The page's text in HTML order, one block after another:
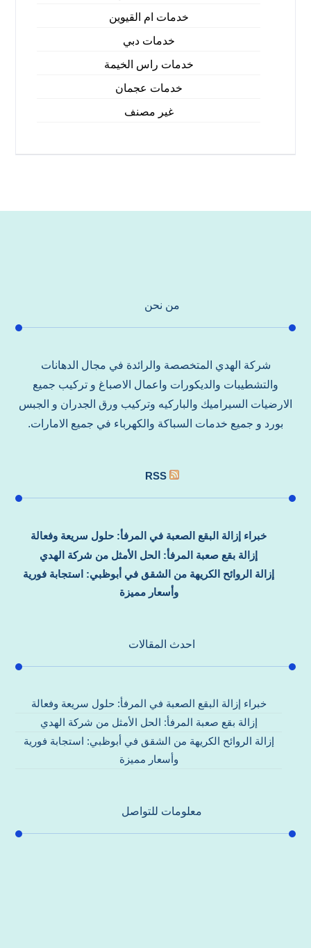
خدمات ام القيوين
خدمات دبي
خدمات راس الخيمة
خدمات عجمان
غير مصنف
من نحن
شركة الهدي المتخصصة والرائدة في مجال الدهانات
والتشطيبات والديكورات واعمال الاصباغ و تركيب جميع
الارضيات السيراميك والباركيه وتركيب ورق الجدران و الجبس
بورد و جميع خدمات السباكة والكهرباء في جميع الامارات.
RSS
خبراء إزالة البقع الصعبة في المرفأ: حلول سريعة وفعالة
إزالة بقع صعبة المرفأ: الحل الأمثل من شركة الهدي
إزالة الروائح الكريهة من الشقق في أبوظبي: استجابة فورية
وأسعار مميزة
احدث المقالات
خبراء إزالة البقع الصعبة في المرفأ: حلول سريعة وفعالة
إزالة بقع صعبة المرفأ: الحل الأمثل من شركة الهدي
إزالة الروائح الكريهة من الشقق في أبوظبي: استجابة فورية
وأسعار مميزة
معلومات للتواصل